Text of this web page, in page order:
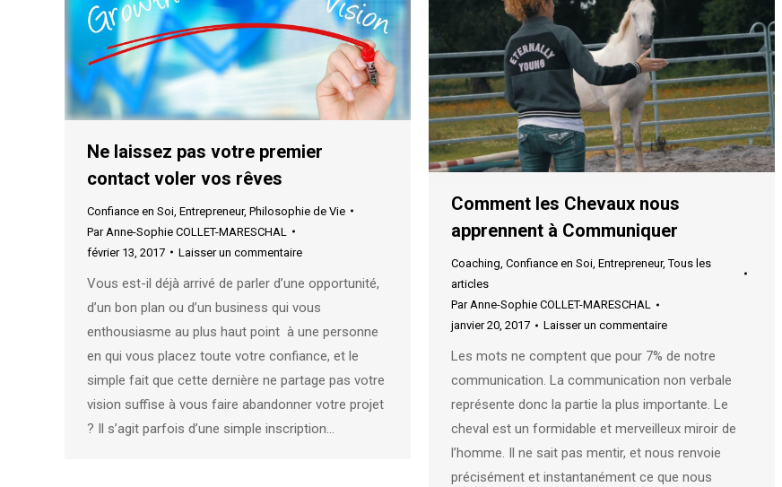
Ne laissez pas votre premier
contact voler vos rêves
Confiance en Soi Entrepreneur, Philosophie de Vie
Par Anne-Sophie COLLET-MARESCHAL
février 13, 2017
Laisser un commentaire
Vous est-il déjà arrivé de parler d’une opportunité,
d’un bon plan ou d’un business qui vous
enthousiasme au plus haut point à une personne
en qui vous placez toute votre confiance, et le
simple fait que cette dernière ne partage pas votre
vision suffise à vous faire abandonner votre projet
? Il s’agit parfois d’une simple inscription…
Comment les Chevaux nous
apprennent à Communiquer
Coaching, Confiance en Soi, Entrepreneur,Tous les
articles
ParAnne-Sophie COLLET-MARESCHAL
janvier 20, 2017
Laisser un commentaire
Les mots ne comptent que pour 7% de notre
communication. La communication non verbale
représente donc la partie la plus importante. Le
cheval est un formidable et merveilleux miroir de
l’homme. Il ne sait pas mentir, et nous renvoie
précisément et instantanément ce que nous